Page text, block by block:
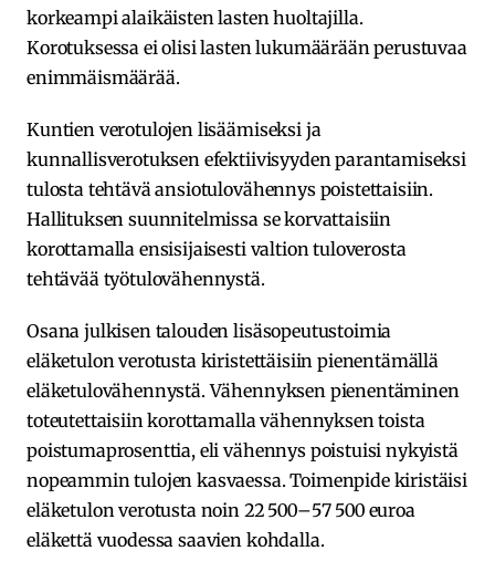
korkeampi alaikäisten lasten huoltajilla.
Korotuksessa ei olisi lasten lukumäärään perustuvaa
enimmäismäärää.
Kuntien verotulojen lisäämiseksi ja
kunnallisverotuksen efektiivisyyden parantamiseksi
tulosta tehtävä ansiotulovähennys poistettaisiin.
Hallituksen suunnitelmissa se korvattaisiin
korottamalla ensisijaisesti valtion tuloverosta
tehtävää työtulovähennystä.
Osana julkisen talouden lisäsopeutustoimia
eläketulon verotusta kiristettäisiin pienentämällä
eläketulovähennystä. Vähennyksen pienentäminen
toteutettaisiin korottamalla vähennyksen toista
poistumaprosenttia, eli vähennys poistuisi nykyistä
nopeammin tulojen kasvaessa. Toimenpide kiristäisi
eläketulon verotusta noin 22 500–57 500 euroa
eläkettä vuodessa saavien kohdalla.